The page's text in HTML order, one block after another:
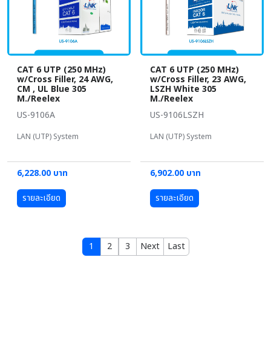
CAT 6 UTP (250 MHz)
w/Cross Filler, 24 AWG,
CM , UL Blue 305
M./Reelex
US-9106A
LAN (UTP) System
6,228.00 บาท
รายละเอียด
CAT 6 UTP (250 MHz)
w/Cross Filler, 23 AWG,
LSZH White 305
M./Reelex
US-9106LSZH
LAN (UTP) System
6,902.00 บาท
รายละเอียด
1 2 3 Next Last